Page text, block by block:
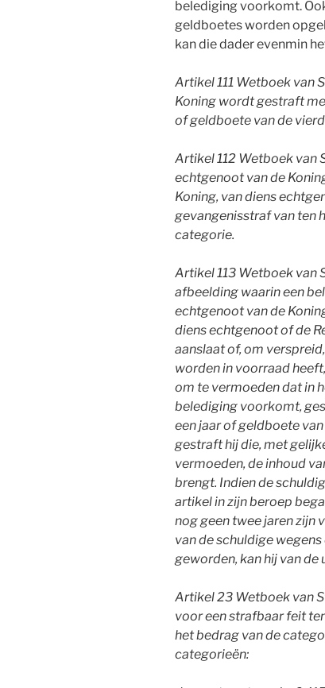
belediging voorkomt.
geldboetes worden
kan die dader evenmin
Artikel 111 Wetboek van
Koning wordt gestraft
of geldboete van de
Artikel 112 Wetboek van
echtgenoot van de
Koning, van diens
gevangenisstraf van ten
categorie.
Artikel 113 Wetboek van
afbeelding waarin een
echtgenoot van de
diens echtgenoot of de
aanslaat of, om
worden in voorraad
om te vermoeden dat in
belediging voorkomt,
een jaar of geldboete
gestraft hij die, met
vermoeden, de inhoud
brengt. Indien de
artikel in zijn beroep
nog geen twee jaren zijn
van de schuldige
geworden, kan hij van
Artikel 23 Wetboek van
voor een strafbaar feit
het bedrag van de
categorieën: